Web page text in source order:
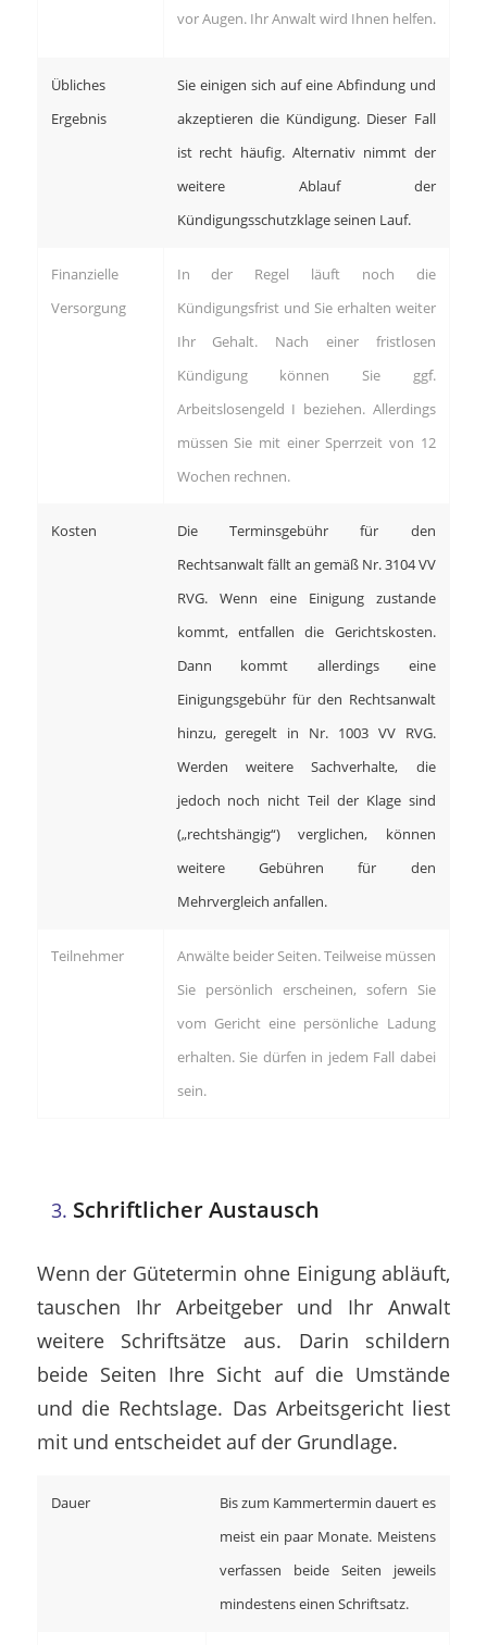
vor Augen. Ihr Anwalt wird Ihnen helfen.
Übliches
Ergebnis
Sie einigen sich auf eine Abfindung und
akzeptieren die Kündigung. Dieser Fall
ist recht häufig. Alternativ nimmt der
weitere Ablauf der
Kündigungsschutzklage seinen Lauf.
Finanzielle
Versorgung
In der Regel läuft noch die
Kündigungsfrist und Sie erhalten weiter
Ihr Gehalt. Nach einer fristlosen
Kündigung können Sie ggf.
Arbeitslosengeld I beziehen. Allerdings
müssen Sie mit einer Sperrzeit von 12
Wochen rechnen.
Kosten
Die Terminsgebühr für den
Rechtsanwalt fällt an gemäß Nr. 3104 VV
RVG. Wenn eine Einigung zustande
kommt, entfallen die Gerichtskosten.
Dann kommt allerdings eine
Einigungsgebühr für den Rechtsanwalt
hinzu, geregelt in Nr. 1003 VV RVG.
Werden weitere Sachverhalte, die
jedoch noch nicht Teil der Klage sind
(„rechtshängig“) verglichen, können
weitere Gebühren für den
Mehrvergleich anfallen.
Teilnehmer
Anwälte beider Seiten. Teilweise müssen
Sie persönlich erscheinen, sofern Sie
vom Gericht eine persönliche Ladung
erhalten. Sie dürfen in jedem Fall dabei
sein.
Schriftlicher Austausch
Wenn der Gütetermin ohne Einigung abläuft,
tauschen Ihr Arbeitgeber und Ihr Anwalt
weitere Schriftsätze aus. Darin schildern
beide Seiten Ihre Sicht auf die Umstände
und die Rechtslage. Das Arbeitsgericht liest
mit und entscheidet auf der Grundlage.
Dauer
Bis zum Kammertermin dauert es
meist ein paar Monate. Meistens
verfassen beide Seiten jeweils
mindestens einen Schriftsatz.